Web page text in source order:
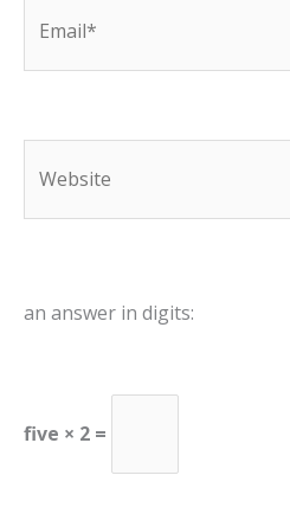
an answer in digits:
five × 2 =